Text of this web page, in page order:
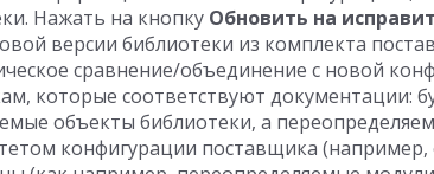
Нажать на кнопку Обновить на
версии библиотеки из комплекта
сравнение/объединение с новой
которые соответствуют документации:
объекты библиотеки, а
конфигурации поставщика